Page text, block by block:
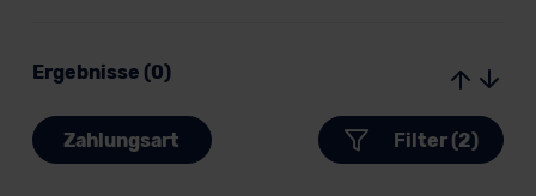
Ergebnisse (0)
Zahlungsart Filter (2)